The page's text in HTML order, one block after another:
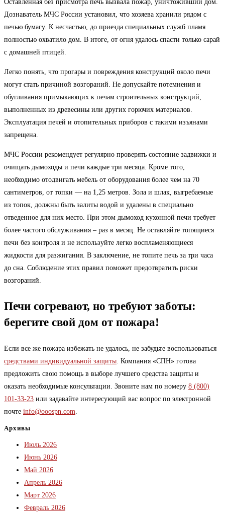
Оставленная без присмотра печь вызвала пожар, уничтоживший дом.
Дознаватель МЧС России установил, что хозяева хранили рядом с
печью бумагу. К несчастью, до приезда специальных служб пламя
полностью охватило дом. В итоге, от огня удалось спасти только сарай
с домашней птицей.
Легко понять, что прогары и повреждения конструкций около печи
могут стать причиной возгораний. Не допускайте потемнения и
обугливания примыкающих к печам строительных конструкций,
выполненных из древесины или других горючих материалов.
Эксплуатация печей и отопительных приборов с такими изъянами
запрещена.
МЧС России рекомендует регулярно проверять состояние задвижки и
очищать дымоходы и печи каждые три месяца. Кроме того,
необходимо отодвигать мебель от оборудования более чем на 70
сантиметров, от топки — на 1,25 метров. Зола и шлак, выгребаемые
из топок, должны быть залиты водой и удалены в специально
отведенное для них место. При этом дымоход кухонной печи требует
более частого обслуживания – раз в месяц. Не оставляйте топящиеся
печи без контроля и не используйте легко воспламеняющиеся
жидкости для разжигания. В заключение, не топите печь за три часа
до сна. Соблюдение этих правил поможет предотвратить риски
возгораний.
Печи согревают, но требуют заботы:
берегите свой дом от пожара!
Если все же пожара избежать не удалось, не забудьте воспользоваться
средствами индивидуальной защиты . Компания «СПН» готова
предложить свою помощь в выборе лучшего средства защиты и
оказать необходимые консультации. Звоните нам по номеру 8 (800)
101-33-23 или задавайте интересующий вас вопрос по электронной
почте info@ooospn.com
Архивы
Июль 2026
Июнь 2026
Май 2026
Апрель 2026
Март 2026
Февраль 2026